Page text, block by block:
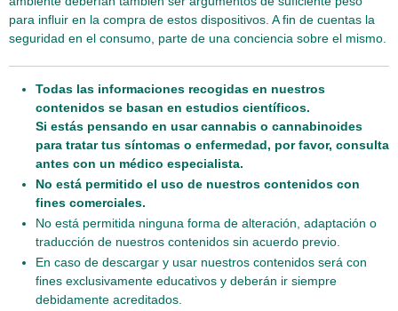
para influir en la compra de estos dispositivos. A fin de cuentas la
seguridad en el consumo, parte de una conciencia sobre el mismo.
Todas las informaciones recogidas en nuestros
contenidos se basan en estudios científicos.
Si estás pensando en usar cannabis o cannabinoides
para tratar tus síntomas o enfermedad, por favor, consulta
antes con un médico especialista.
No está permitido el uso de nuestros contenidos con
fines comerciales.
No está permitida ninguna forma de alteración, adaptación o
traducción de nuestros contenidos sin acuerdo previo.
En caso de descargar y usar nuestros contenidos será con
fines exclusivamente educativos y deberán ir siempre
debidamente acreditados.